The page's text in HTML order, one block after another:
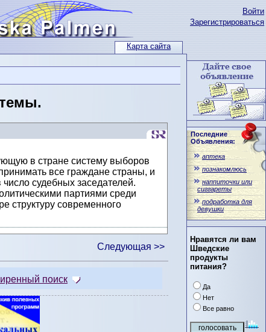
Карта сайта
Войти
Зарегистрироваться
Последние
Объявления:
аптека
познакомлюсь
наппиточки или
сиггареты
подработка для
девушки
Нравятся ли вам
Шведские
продукты
питания?
Да
Нет
Все равно
в стране систему выборов
все граждане страны, и
судебных заседателей.
партиями среди
структуру современного
Следующая >>
поиск